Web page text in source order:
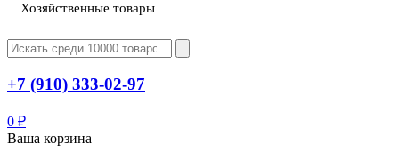
Хозяйственные товары
+7 (910) 333-02-97
0 ₽
Ваша корзина